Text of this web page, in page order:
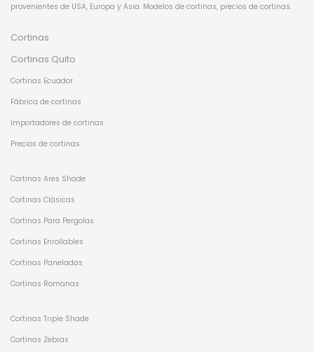
provenientes de USA, Europa y Asia. Modelos de cortinas, precios de cortinas.
Cortinas
Cortinas Quito
Cortinas Ecuador
Fábrica de cortinas
Importadores de cortinas
Precios de cortinas
Cortinas Ares Shade
Cortinas Clásicas
Cortinas Para Pergolas
Cortinas Enrollables
Cortinas Paneladas
Cortinas Romanas
Cortinas Triple Shade
Cortinas Zebras